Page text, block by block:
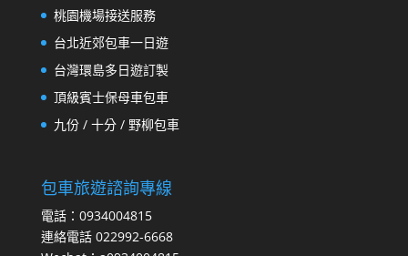
桃園機場接送服務
台北近郊包車一日遊
台灣環島多日遊訂製
頂級賓士保母車包車
九份 / 十分 / 野柳包車
包車旅遊諮詢專線
電話：0934004815
連絡電話 022992-6668